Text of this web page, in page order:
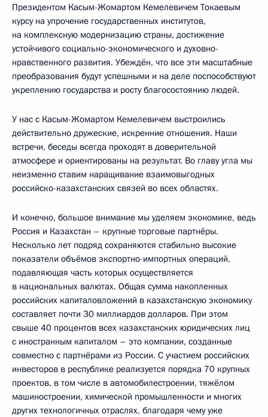
Президентом Касым-Жомартом Кемелевичем Токаевым
курсу на упрочение государственных институтов,
на комплексную модернизацию страны, достижение
устойчивого социально-экономического и духовно-
нравственного развития. Убеждён, что все эти масштабные
преобразования будут успешными и на деле поспособствуют
укреплению государства и росту благосостоянию людей.
У нас с Касым-Жомартом Кемелевичем выстроились
действительно дружеские, искренние отношения. Наши
встречи, беседы всегда проходят в доверительной
атмосфере и ориентированы на результат. Во главу угла мы
неизменно ставим наращивание взаимовыгодных
российско-казахстанских связей во всех областях.
И конечно, большое внимание мы уделяем экономике, ведь
Россия и Казахстан – крупные торговые партнёры.
Несколько лет подряд сохраняются стабильно высокие
показатели объёмов экспортно-импортных операций,
подавляющая часть которых осуществляется
в национальных валютах. Общая сумма накопленных
российских капиталовложений в казахстанскую экономику
составляет почти 30 миллиардов долларов. При этом
свыше 40 процентов всех казахстанских юридических лиц
с иностранным капиталом – это компании, созданные
совместно с партнёрами из России. С участием российских
инвесторов в республике реализуется порядка 70 крупных
проектов, в том числе в автомобилестроении, тяжёлом
машиностроении, химической промышленности и многих
других технологичных отраслях, благодаря чему уже